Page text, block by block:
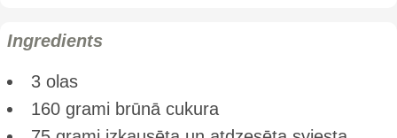
Ingredients
3 olas
160 grami brūnā cukura